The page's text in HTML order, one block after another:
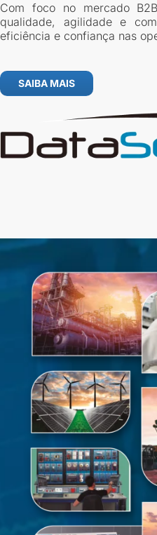
Com foco no mercado
qualidade, agilidade e
eficiência e confiança nas
SAIBA MAIS